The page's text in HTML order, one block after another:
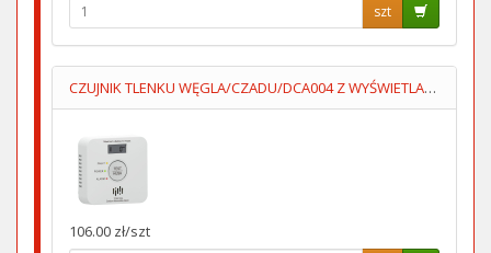
szt
CZUJNIK TLENKU WĘGLA/CZADU/DCA004 Z WYŚWIETLACZEM 2XAA LUMIO
106.00 zł/szt